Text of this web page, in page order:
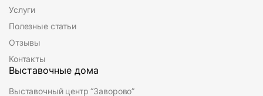
Услуги
Полезные статьи
Отзывы
Контакты
Выставочные дома
Выставочный центр “Заворово”